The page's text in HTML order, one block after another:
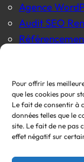
Pour offrir les
que les cookies pour
Le fait de consentir à
données telles que le
site. Le fait de ne pas
effet négatif sur
Agence
Audit SEO
Mentions
Politique de